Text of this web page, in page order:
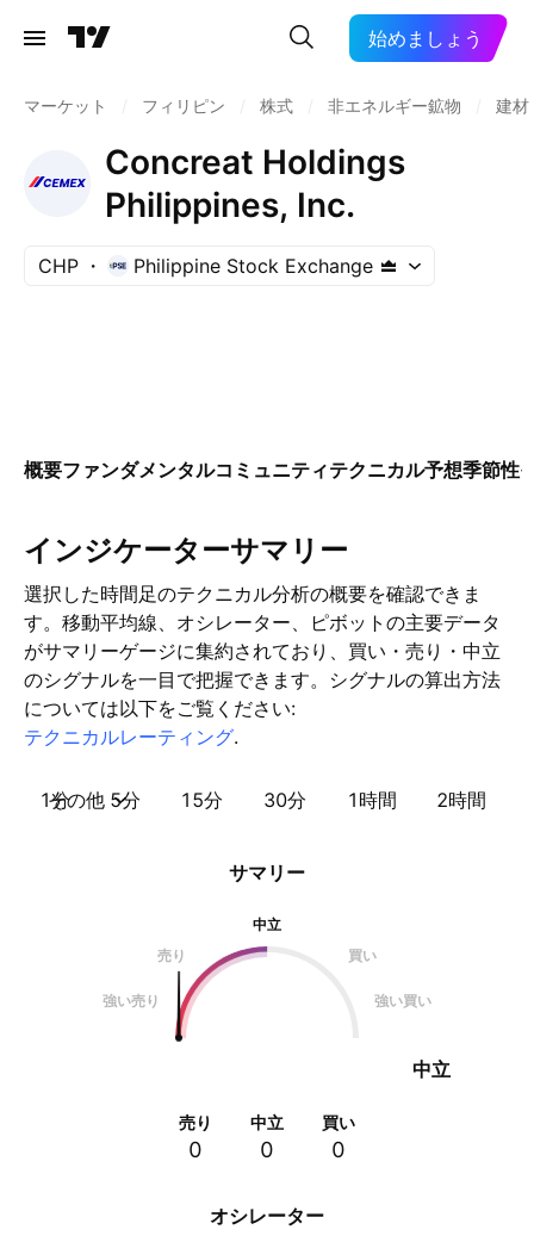
始めましょう
マーケット フィリピン 株式 非エネルギー鉱物 建材
Concreat Holdings
Philippines, Inc.
CHP Philippine Stock Exchange
概要ファンダメンタルコミュニティテクニカル予想季節性
インジケーターサマリー
選択した時間足のテクニカル分析の概要を確認できま
す。移動平均線、オシレーター、ピボットの主要データ
がサマリーゲージに集約されており、買い・売り・中立
のシグナルを一目で把握できます。シグナルの算出方法
については以下をご覧ください:
テクニカルレーティング.
1分 5分 15分 30分 1時間 2時間
その他
オシレーター
サマリー
中立
売り
買い
強い売り 強い買い
中立
売り
0
中立
0
買い
0